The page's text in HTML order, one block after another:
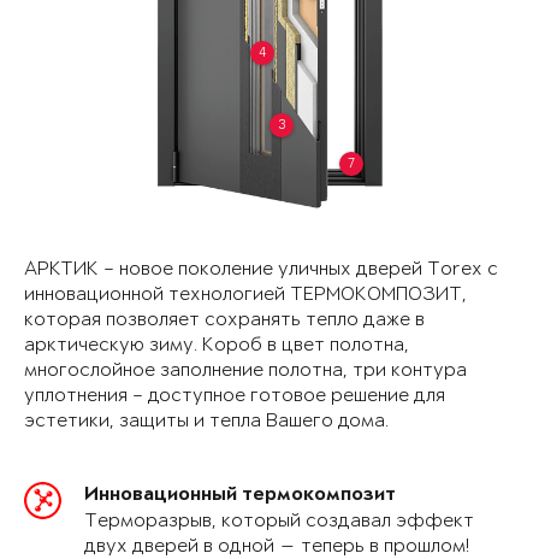
3
4
7
АРКТИК – новое поколение уличных дверей Torex с
инновационной технологией ТЕРМОКОМПОЗИТ,
которая позволяет сохранять тепло даже в
арктическую зиму. Короб в цвет полотна,
многослойное заполнение полотна, три контура
уплотнения – доступное готовое решение для
эстетики, защиты и тепла Вашего дома.
Инновационный термокомпозит
Терморазрыв, который создавал эффект
двух дверей в одной — теперь в прошлом!